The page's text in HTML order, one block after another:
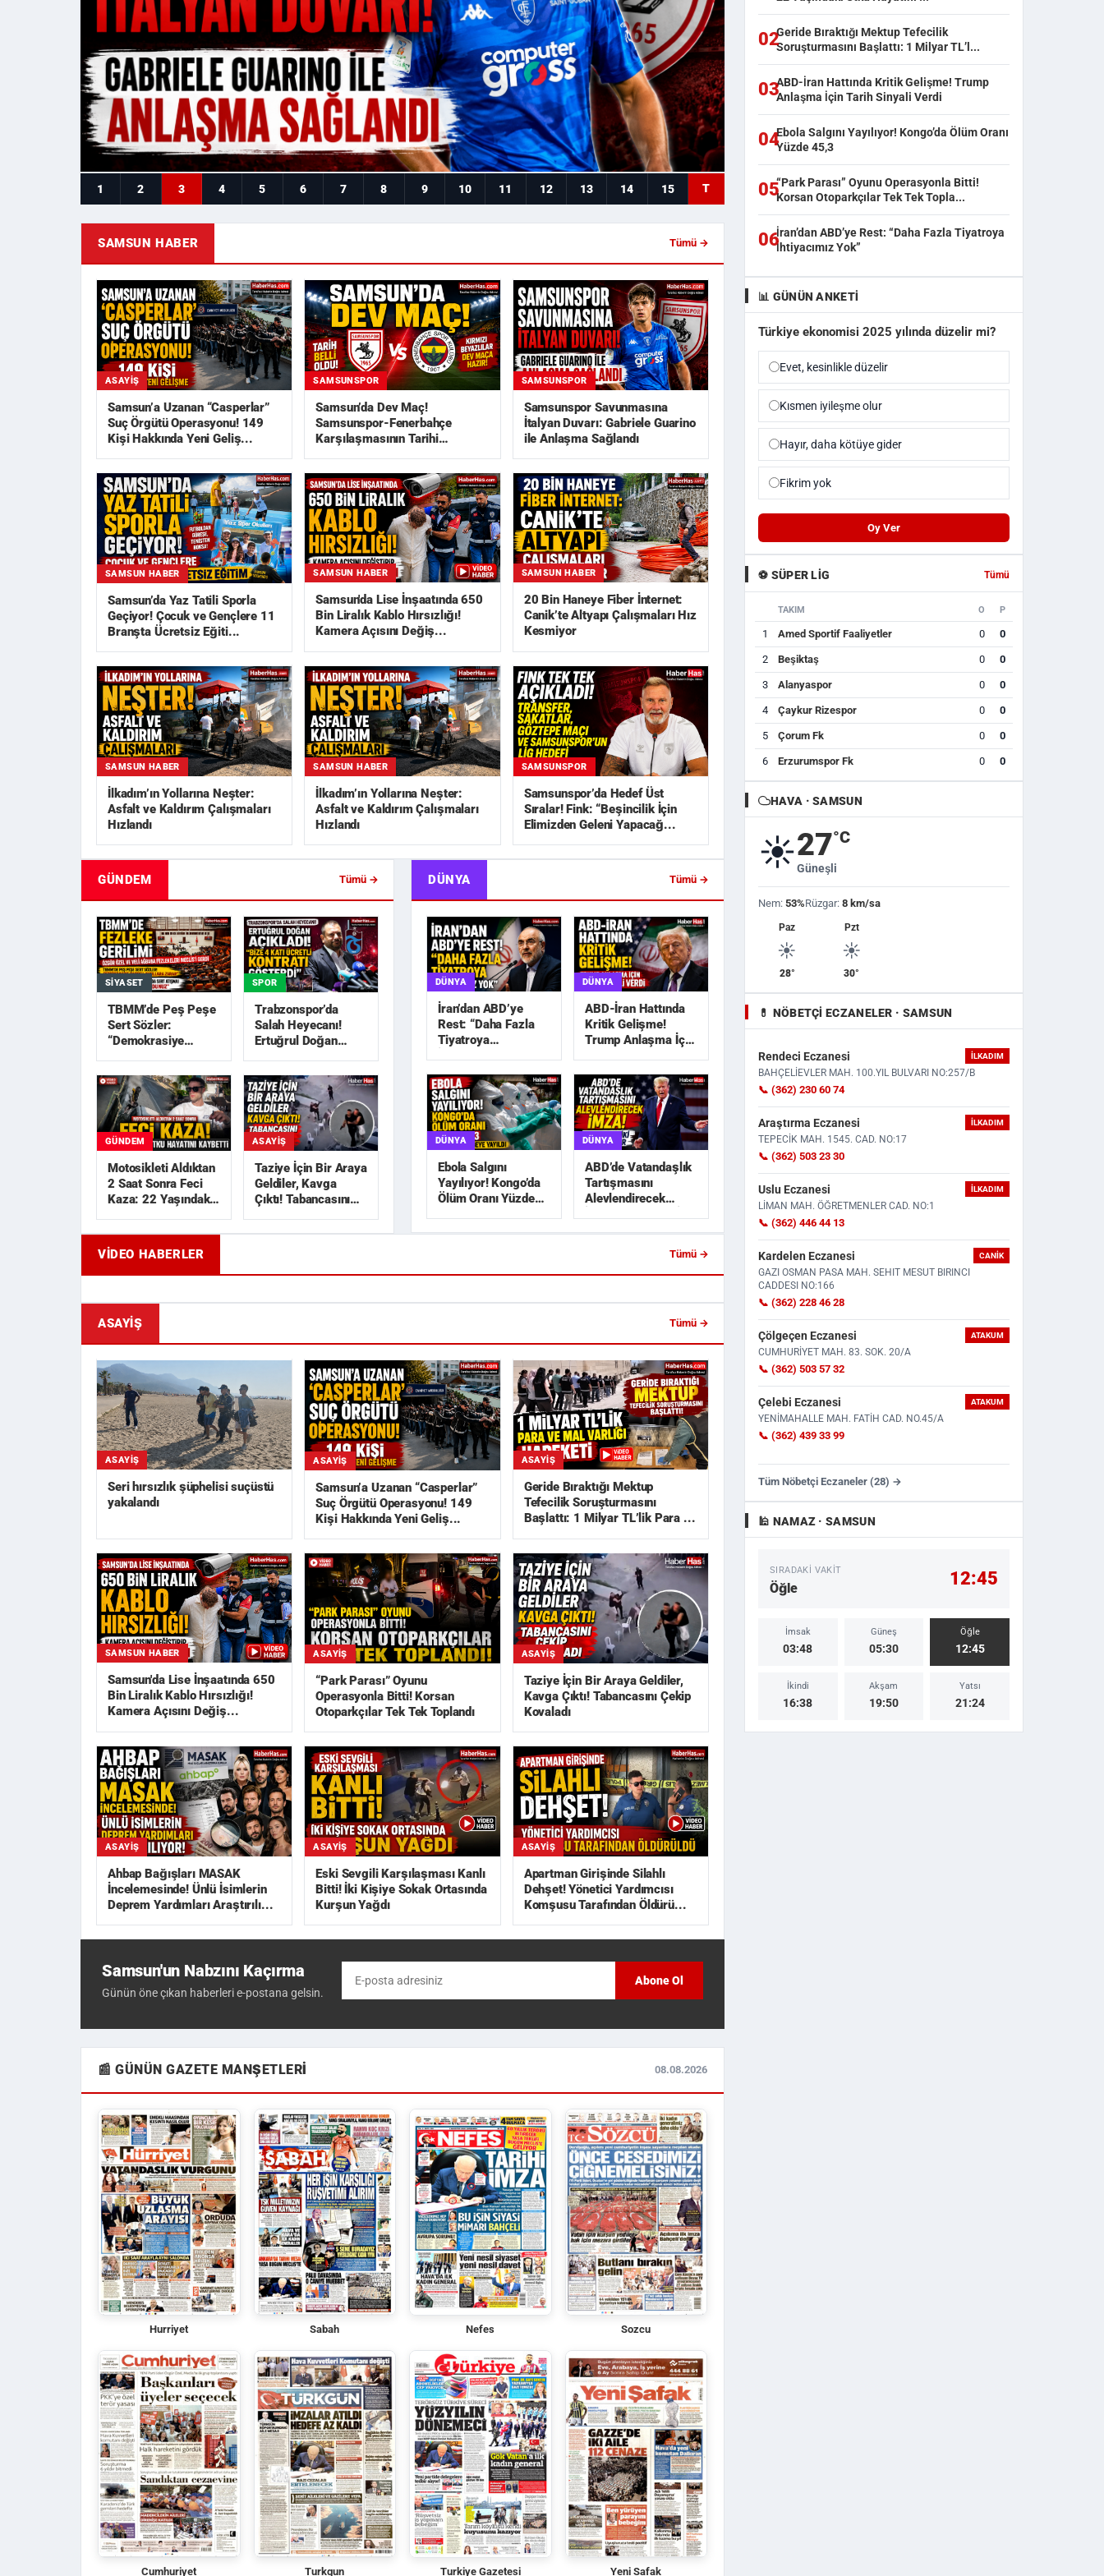
1 2 3 4 5 6 7 8 9 10 11 12 13 14 15 T
SAMSUN HABER Tümü →
ASAYIŞ
Samsun’a Uzanan “Casperlar”
Suç Örgütü Operasyonu! 149
Kişi Hakkında Yeni Geliş...
SAMSUNSPOR
Samsun’da Dev Maç!
Samsunspor-Fenerbahçe
Karşılaşmasının Tarihi
SAMSUNSPOR
Samsunspor Savunmasına
İtalyan Duvarı: Gabriele Guarino
ile Anlaşma Sağlandı
SAMSUN HABER
Samsun’da Yaz Tatili Sporla
Geçiyor! Çocuk ve Gençlere 11
Branşta Ücretsiz Eğiti...
SAMSUN HABER
Samsun'da Lise İnşaatında 650
Bin Liralık Kablo Hırsızlığı!
Kamera Açısını Değiş...
SAMSUN HABER
20 Bin Haneye Fiber İnternet:
Canik’te Altyapı Çalışmaları Hız
Kesmiyor
SAMSUN HABER
İlkadım’ın Yollarına Neşter:
Asfalt ve Kaldırım Çalışmaları
Hızlandı
SAMSUN HABER
İlkadım’ın Yollarına Neşter:
Asfalt ve Kaldırım Çalışmaları
Hızlandı
SAMSUNSPOR
Samsunspor’da Hedef Üst
Sıralar! Fink: “Beşincilik İçin
Elimizden Geleni Yapacağ...
GÜNDEM Tümü →
SIYASET
TBMM’de Peş Peşe
Sert Sözler:
“Demokrasiye
SPOR
Trabzonspor’da
Salah Heyecanı!
Ertuğrul Doğan
GÜNDEM
Motosikleti Aldıktan
2 Saat Sonra Feci
Kaza: 22 Yaşındaki
Kaybetti
ASAYIŞ
Taziye İçin Bir Araya
Geldiler, Kavga
Çıktı! Tabancasını
DÜNYA Tümü →
DÜNYA
İran’dan ABD’ye
Rest: “Daha Fazla
Tiyatroya
DÜNYA
ABD-İran Hattında
Kritik Gelişme!
Trump Anlaşma İçin
DÜNYA
Ebola Salgını
Yayılıyor! Kongo’da
Ölüm Oranı Yüzde
DÜNYA
ABD’de Vatandaşlık
Tartışmasını
Alevlendirecek
Yeni Karar
VIDEO HABERLER
Tümü →
Geride Bıraktığı Mektup Tefecilik
Trabzonspor’da Salah Heyecanı!
Motosikleti Aldıktan 2 Saat Sonra
Feci Kaza: 22 Yaşındak...
Taziye İçin Bir Araya
Çıktı! Tabancasını...
ASAYIŞ Tümü →
ASAYIŞ
Seri hırsızlık şüphelisi suçüstü
yakalandı
ASAYIŞ
Samsun’a Uzanan “Casperlar”
Suç Örgütü Operasyonu! 149
Kişi Hakkında Yeni Geliş...
ASAYIŞ
Geride Bıraktığı Mektup
Tefecilik Soruşturmasını
Başlattı: 1 Milyar TL’lik Para ...
SAMSUN HABER
Samsun'da Lise İnşaatında 650
Bin Liralık Kablo Hırsızlığı!
Kamera Açısını Değiş...
ASAYIŞ
“Park Parası” Oyunu
Operasyonla Bitti! Korsan
Otoparkçılar Tek Tek Toplandı
ASAYIŞ
Taziye İçin Bir Araya Geldiler,
Kavga Çıktı! Tabancasını Çekip
Kovaladı
ASAYIŞ
Ahbap Bağışları MASAK
İncelemesinde! Ünlü İsimlerin
Deprem Yardımları Araştırılı...
ASAYIŞ
Eski Sevgili Karşılaşması Kanlı
Bitti! İki Kişiye Sokak Ortasında
Kurşun Yağdı
ASAYIŞ
Apartman Girişinde Silahlı
Dehşet! Yönetici Yardımcısı
Komşusu Tarafından Öldürü...
Samsun'un Nabzını Kaçırma
Günün öne çıkan haberleri e-postana gelsin.
Abone Ol
📰 GÜNÜN GAZETE MANŞETLERI 08.08.2026
Hurriyet Sabah Nefes Sozcu
Cumhuriyet Turkgun Turkiye Gazetesi Yeni Safak
02Geride Bıraktığı Mektup Tefecilik
Soruşturmasını Başlattı: 1 Milyar TL’l...
03ABD-İran Hattında Kritik Gelişme! Trump
Anlaşma İçin Tarih Sinyali Verdi
04Ebola Salgını Yayılıyor! Kongo’da Ölüm Oranı
Yüzde 45,3
05“Park Parası” Oyunu Operasyonla Bitti!
Korsan Otoparkçılar Tek Tek Topla...
06İran’dan ABD’ye Rest: “Daha Fazla Tiyatroya
İhtiyacımız Yok”
📊 GÜNÜN ANKETI
Türkiye ekonomisi 2025 yılında düzelir mi?
Evet, kesinlikle düzelir
Kısmen iyileşme olur
Hayır, daha kötüye gider
Fikrim yok
Oy Ver
⚽ SÜPER LIG Tümü
TAKIM O P
1 Amed Sportif Faaliyetler 0 0
2 Beşiktaş 0 0
3 Alanyaspor 0 0
4 Çaykur Rizespor 0 0
5 Çorum Fk 0 0
6 Erzurumspor Fk 0 0
HAVA · SAMSUN
☀️27°C
Güneşli
Nem: 53%Rüzgar: 8 km/sa
Paz
☀️
28°
Pzt
☀️
30°
💊 NÖBETÇI ECZANELER · SAMSUN
Rendeci Eczanesi İLKADIM
BAHÇELİEVLER MAH. 100.YIL BULVARI NO:257/B
📞 (362) 230 60 74
Araştırma Eczanesi İLKADIM
TEPECİK MAH. 1545. CAD. NO:17
📞 (362) 503 23 30
Uslu Eczanesi İLKADIM
LİMAN MAH. ÖĞRETMENLER CAD. NO:1
📞 (362) 446 44 13
Kardelen Eczanesi CANIK
GAZI OSMAN PASA MAH. SEHIT MESUT BIRINCI
CADDESI NO:166
📞 (362) 228 46 28
Çölgeçen Eczanesi ATAKUM
CUMHURİYET MAH. 83. SOK. 20/A
📞 (362) 503 57 32
Çelebi Eczanesi ATAKUM
YENİMAHALLE MAH. FATİH CAD. NO.45/A
📞 (362) 439 33 99
Tüm Nöbetçi Eczaneler (28) →
🕌 NAMAZ · SAMSUN
SIRADAKI VAKIT
Öğle 12:45
İmsak
03:48
Güneş
05:30
Öğle
12:45
İkindi
16:38
Akşam
19:50
Yatsı
21:24